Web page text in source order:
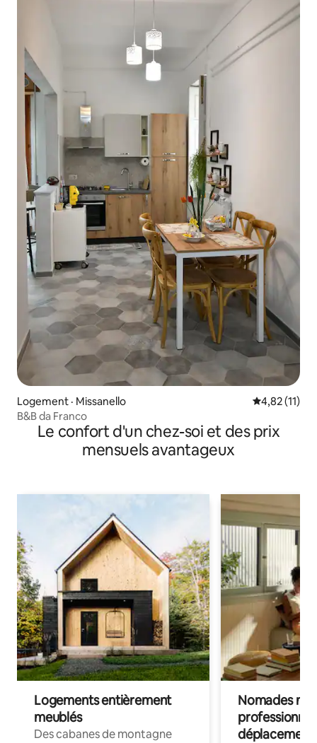
Logement · Missanello Note
4,82 (11)
B&B da Franco
Le confort d'un chez-soi et des prix
mensuels avantageux
Logements entièrement
meublés
Des cabanes de montagne
Nomades
déplacement